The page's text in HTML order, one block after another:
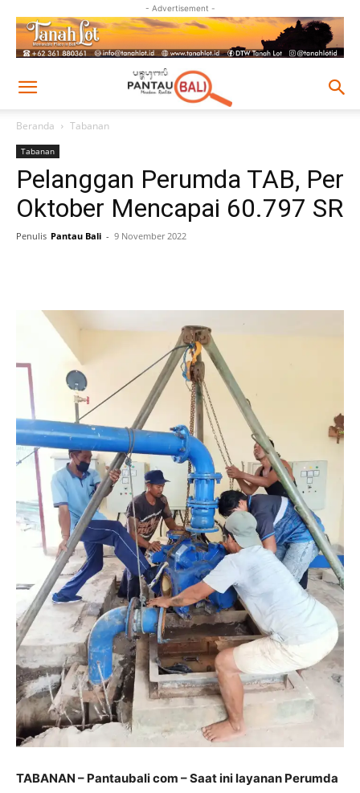
- Advertisement -
Beranda Tabanan
Tabanan
Pelanggan Perumda TAB, Per
Oktober Mencapai 60.797 SR
Penulis Pantau Bali - 9 November 2022
TABANAN – Pantaubali com – Saat ini layanan Perumda